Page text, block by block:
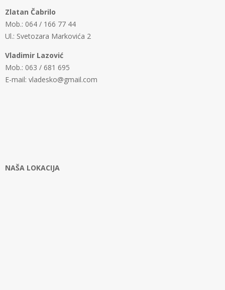
Zlatan Čabrilo
Mob.: 064 / 166 77 44
Ul.: Svetozara Markovića 2
Vladimir Lazović
Mob.: 063 / 681 695
E-mail: vladesko@gmail.com
NAŠA LOKACIJA